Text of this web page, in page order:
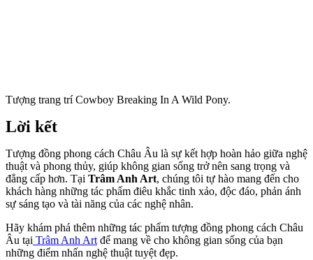
Tượng trang trí Cowboy Breaking In A Wild Pony.
Lời kết
Tượng đồng phong cách Châu Âu là sự kết hợp hoàn hảo giữa nghệ
thuật và phong thủy, giúp không gian sống trở nên sang trọng và
đẳng cấp hơn. Tại Trâm Anh Art, chúng tôi tự hào mang đến cho
khách hàng những tác phẩm điêu khắc tinh xảo, độc đáo, phản ánh
sự sáng tạo và tài năng của các nghệ nhân.
Hãy khám phá thêm những tác phẩm tượng đồng phong cách Châu
Âu tại Trâm Anh Art để mang về cho không gian sống của bạn
những điểm nhấn nghệ thuật tuyệt đẹp.